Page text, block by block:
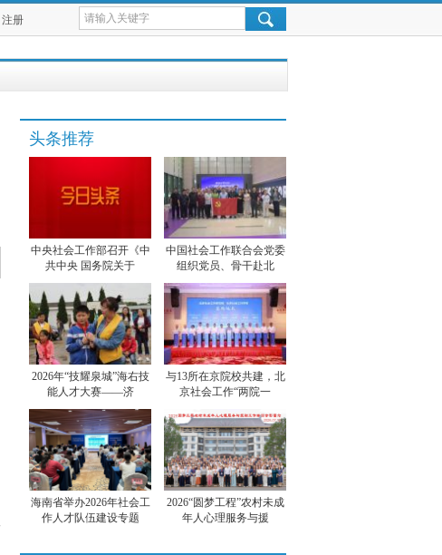
注册
头条推荐
中央社会工作部召开《中
共中央 国务院关于
中国社会工作联合会党委
组织党员、骨干赴北
2026年“技耀泉城”海右技
能人才大赛——济
与13所在京院校共建，北
京社会工作“两院一
海南省举办2026年社会工
作人才队伍建设专题
2026“圆梦工程”农村未成
年人心理服务与援